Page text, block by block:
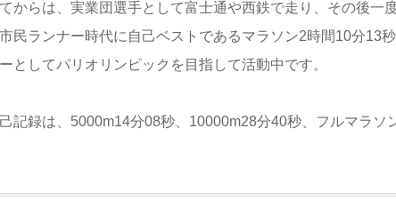
からは、実業団選手として富士通や西鉄で走り、その後一
民ランナー時代に自己ベストであるマラソン2時間10分13
としてパリオリンピックを目指して活動中です。
記録は、5000m14分08秒、10000m28分40秒、フルマラソ